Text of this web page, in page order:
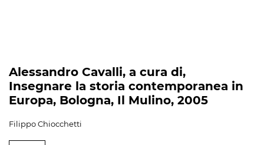
Alessandro Cavalli, a cura di,
Insegnare la storia contemporanea in
Europa, Bologna, Il Mulino, 2005
Filippo Chiocchetti